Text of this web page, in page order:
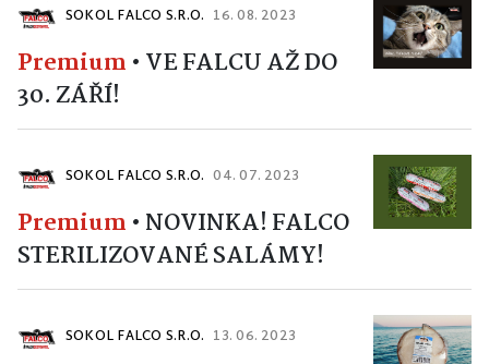
SOKOL FALCO S.R.O. 16. 08. 2023
Premium • VE FALCU AŽ DO
30. ZÁŘÍ!
SOKOL FALCO S.R.O. 04. 07. 2023
Premium • NOVINKA! FALCO
STERILIZOVANÉ SALÁMY!
SOKOL FALCO S.R.O. 13. 06. 2023